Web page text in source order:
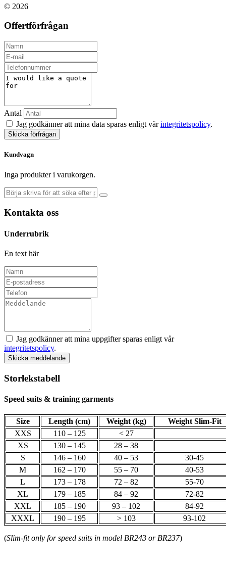
© 2026
Offertförfrågan
Antal
Jag godkänner att mina data sparas enligt vårintegritetspolicy.
Skicka förfrågan
Kundvagn
Inga produkter i varukorgen.
Kontakta oss
Underrubrik
En text här
Jag godkänner att mina uppgifter sparas enligt vår
integritetspolicy.
Skicka meddelande
Storlekstabell
Speed suits & training garments
Size Length (cm) Weight (kg)
Weight Slim-Fit
XXS
110 – 125
< 27
XS
130 – 145
28 – 38
S
146 – 160 40 – 53
30-45
M
162 – 170 55 – 70
40-53
L
173 – 178 72 – 82
55-70
XL
179 – 185 84 – 92
72-82
XXL
185 – 190 93 – 102
84-92
XXXL
190 – 195 > 103 93-102
(Slim-fit only for speed suits in model BR243 or BR237)